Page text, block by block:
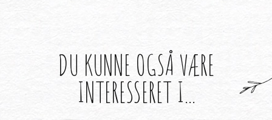
DU KUNNE OGSÅ VÆRE
INTERESSERET I...